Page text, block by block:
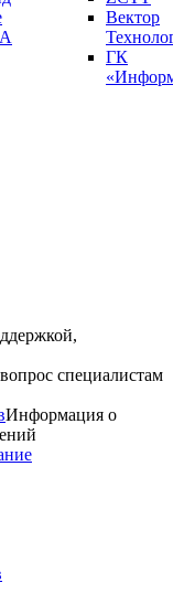
Вектор
ГК
специалистам
Информация о